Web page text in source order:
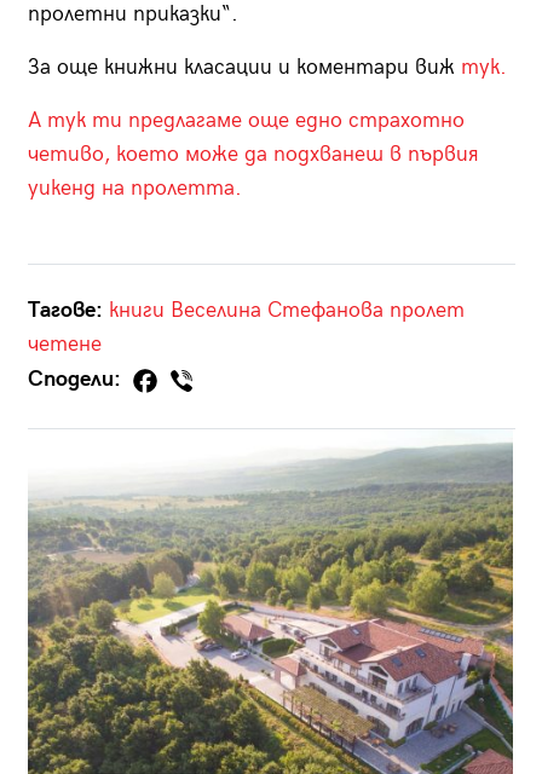
пролетни приказки“.
За още книжни класации и коментари виж тук.
А тук ти предлагаме още едно страхотно
четиво, което може да подхванеш в първия
уикенд на пролетта.
Тагове: книги Веселина Стефанова пролет
четене
Сподели: